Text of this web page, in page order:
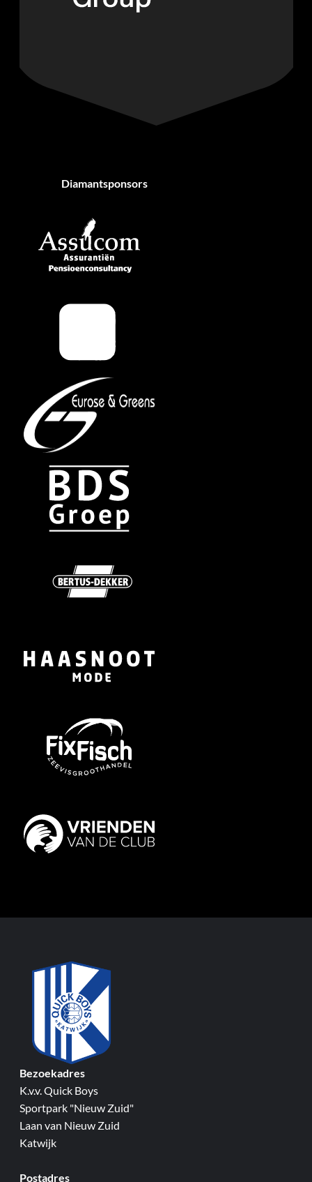
Diamantsponsors
Bezoekadres
K.v.v. Quick Boys
Sportpark "Nieuw Zuid"
Laan van Nieuw Zuid
Katwijk
Postadres